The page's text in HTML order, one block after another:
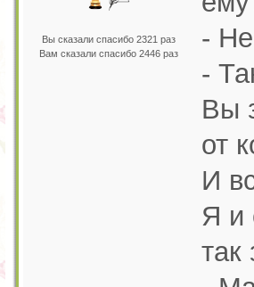
Вы сказали спасибо 2321 раз
Вам сказали спасибо 2446 раз
-
-
Вы
от
И
Я и
так